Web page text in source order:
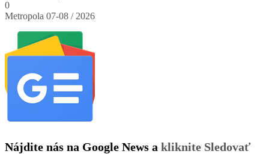
0
Metropola 07-08 / 2026
Nájdite nás na Google News a kliknite Sledovať